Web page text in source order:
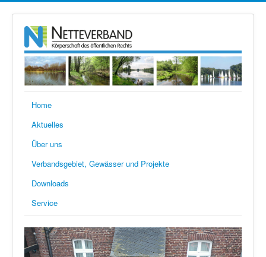
Home
Aktuelles
Über uns
Verbandsgebiet, Gewässer und Projekte
Downloads
Service